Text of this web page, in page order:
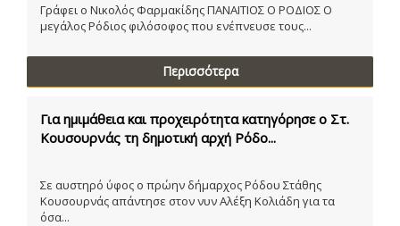
Γράφει ο Νικολός Φαρμακίδης ΠΑΝΑΙΤΙΟΣ Ο ΡΟΔΙΟΣ Ο
μεγάλος Ρόδιος φιλόσοφος που ενέπνευσε τους...
Περισσότερα
Για ημιμάθεια και προχειρότητα κατηγόρησε ο Στ.
Κουσουρνάς τη δημοτική αρχή Ρόδο...
Σε αυστηρό ύφος ο πρώην δήμαρχος Ρόδου Στάθης
Κουσουρνάς απάντησε στον νυν Αλέξη Κολιάδη για τα
όσα...